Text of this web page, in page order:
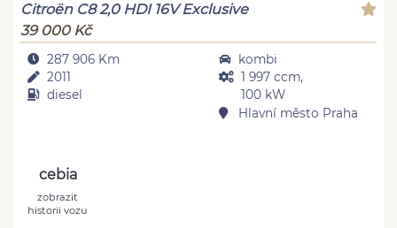
Citroën C8 2,0 HDI 16V Exclusive
39 000 Kč
287 906 Km
2011
diesel
kombi
1 997 ccm,
100 kW
Hlavní město Praha
cebia
zobrazit
historii vozu